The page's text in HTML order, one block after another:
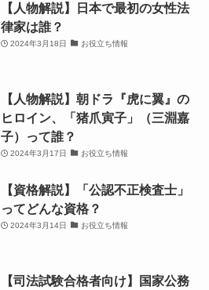
【人物解説】日本で最初の女性法
律家は誰？
2024年3月18日 お役立ち情報
【人物解説】朝ドラ『虎に翼』の
ヒロイン、「猪爪寅子」（三淵嘉
子）って誰？
2024年3月17日 お役立ち情報
【資格解説】「公認不正検査士」
ってどんな資格？
2024年3月14日 お役立ち情報
【司法試験合格者向け】国家公務